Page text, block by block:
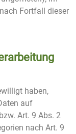
Fortfall dieser
haben,
auf
Art. 9 Abs. 2
nach Art. 9